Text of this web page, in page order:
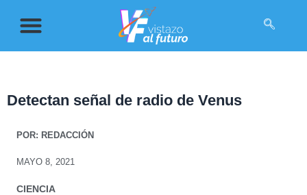
Detectan señal de radio de Venus
POR: REDACCIÓN
MAYO 8, 2021
CIENCIA